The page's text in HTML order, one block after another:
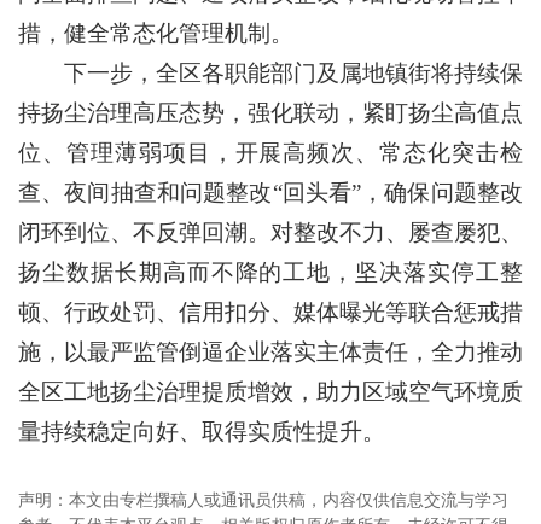
措，健全常态化管理机制。
下一步，全区各职能部门及属地镇街将持续保
持扬尘治理高压态势，强化联动，紧盯扬尘高值点
位、管理薄弱项目，开展高频次、常态化突击检
查、夜间抽查和问题整改“回头看”，确保问题整改
闭环到位、不反弹回潮。对整改不力、屡查屡犯、
扬尘数据长期高而不降的工地，坚决落实停工整
顿、行政处罚、信用扣分、媒体曝光等联合惩戒措
施，以最严监管倒逼企业落实主体责任，全力推动
全区工地扬尘治理提质增效，助力区域空气环境质
量持续稳定向好、取得实质性提升。
声明：本文由专栏撰稿人或通讯员供稿，内容仅供信息交流与学习